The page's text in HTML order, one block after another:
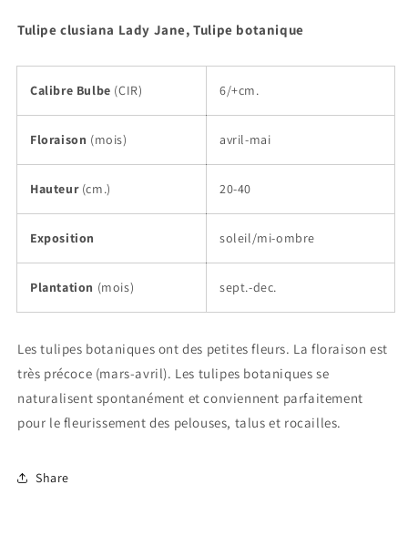
Tulipe clusiana Lady Jane, Tulipe botanique
Calibre Bulbe (CIR) 6/+cm.
Floraison (mois) avril-mai
Hauteur (cm.) 20-40
Exposition soleil/mi-ombre
Plantation (mois) sept.-dec.
Les tulipes botaniques ont des petites fleurs. La floraison est
très précoce (mars-avril). Les tulipes botaniques se
naturalisent spontanément et conviennent parfaitement
pour le fleurissement des pelouses, talus et rocailles.
Share